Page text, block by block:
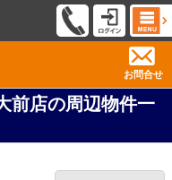
お問合せ
前店の周辺物件一